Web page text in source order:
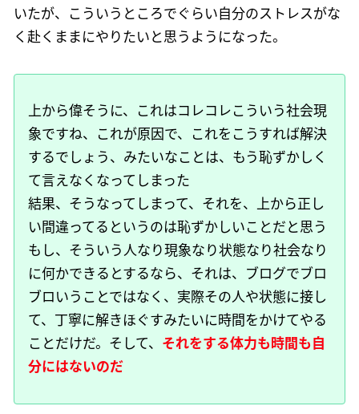
いたが、こういうところでぐらい自分のストレスがな
く赴くままにやりたいと思うようになった。
上から偉そうに、これはコレコレこういう社会現
象ですね、これが原因で、これをこうすれば解決
するでしょう、みたいなことは、もう恥ずかしく
て言えなくなってしまった
結果、そうなってしまって、それを、上から正し
い間違ってるというのは恥ずかしいことだと思う
もし、そういう人なり現象なり状態なり社会なり
に何かできるとするなら、それは、ブログでブロ
ブロいうことではなく、実際その人や状態に接し
て、丁寧に解きほぐすみたいに時間をかけてやる
ことだけだ。そして、 それをする体力も時間も自
分にはないのだ